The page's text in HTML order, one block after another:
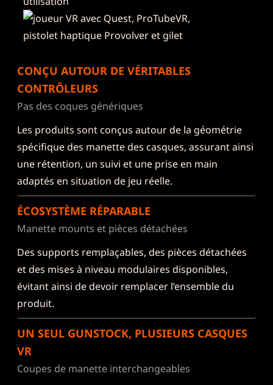
CONÇU AUTOUR DE VÉRITABLES
CONTRÔLEURS
Pas des coques génériques
Les produits sont conçus autour de la géométrie
spécifique des manette des casques, assurant ainsi
une rétention, un suivi et une prise en main
adaptés en situation de jeu réelle.
ÉCOSYSTÈME RÉPARABLE
Manette mounts et pièces détachées
Des supports remplaçables, des pièces détachées
et des mises à niveau modulaires disponibles,
évitant ainsi de devoir remplacer l’ensemble du
produit.
UN SEUL GUNSTOCK, PLUSIEURS CASQUES
VR
Coupes de manette interchangeables